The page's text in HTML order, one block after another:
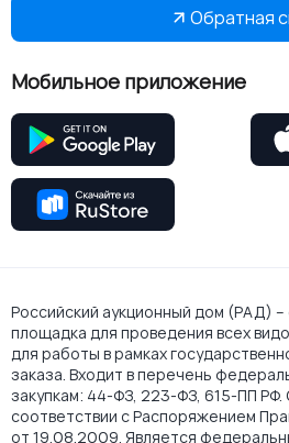
Обратная
Мобильное приложение
Российский аукционный дом (РАД)
площадка для проведения всех
для работы в рамках
заказа. Входит в перечень
закупкам: 44-ФЗ, 223-ФЗ, 615-ПП РФ.
соответствии с Распоряжением
от 19.08.2009. Является